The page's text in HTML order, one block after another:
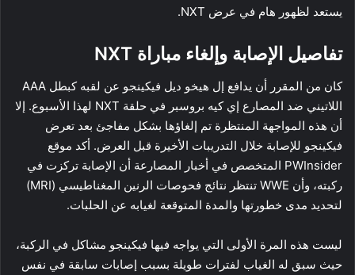
يستعد لظهور هام في عرض NXT.
تفاصيل الإصابة وإلغاء مباراة NXT
كان من المقرر أن يدافع إل هيخو ديل فيكينجو عن لقبه كبطل AAA
اللاتيني ضد المصارع إي كيه بروسبر في حلقة NXT لهذا الأسبوع. إلا
أن هذه المواجهة المنتظرة تم إلغاؤها بشكل مفاجئ بعد تعرض
فيكينجو للإصابة خلال التدريبات الأخيرة قبل العرض. أكد موقع
PWInsider المتخصص في أخبار المصارعة أن الإصابة تركزت في
ركبته، وأن WWE تنتظر نتائج فحوصات الرنين المغناطيسي (MRI)
لتحديد مدى خطورتها والمدة المتوقعة لغيابه عن الحلبات.
ليست هذه المرة الأولى التي يواجه فيها فيكينجو مشاكل في الركبة،
حيث سبق له الغياب لفترات طويلة بسبب إصابات سابقة في نفس